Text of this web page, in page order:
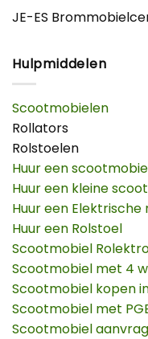
JE-ES
Hulpmiddelen
Scootmobielen
Rollators
Rolstoelen
Huur een
Huur een kleine
Huur een Elektrische
Huur een Rolstoel
Scootmobiel
Scootmobiel met 4
Scootmobiel kopen
Scootmobiel met
Scootmobiel